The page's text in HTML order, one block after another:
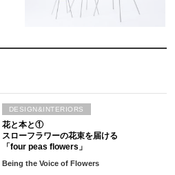
花と本と①
スローフラワーの花束を届ける
「four peas flowers」
Being the Voice of Flowers
DESIGN&INTERIORS